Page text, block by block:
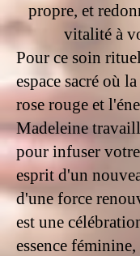
propre, et
vitalité à
Pour ce soin
espace sacré où
rose rouge et
Madeleine
pour infuser
esprit d'un
d'une force
est une
essence